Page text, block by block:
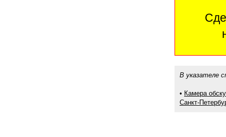
В указателе
• Камера
Санкт-